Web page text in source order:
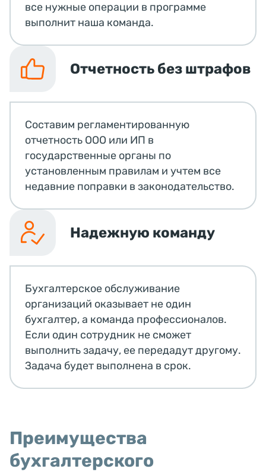
все нужные операции в программе
выполнит наша команда.
Отчетность без штрафов
Составим регламентированную
отчетность ООО или ИП в
государственные органы по
установленным правилам и учтем все
недавние поправки в законодательство.
Надежную команду
Бухгалтерское обслуживание
организаций оказывает не один
бухгалтер, а команда профессионалов.
Если один сотрудник не сможет
выполнить задачу, ее передадут другому.
Задача будет выполнена в срок.
Преимущества
бухгалтерского